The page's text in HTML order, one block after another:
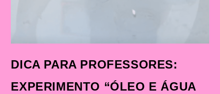
DICA PARA PROFESSORES:
EXPERIMENTO “ÓLEO E ÁGUA